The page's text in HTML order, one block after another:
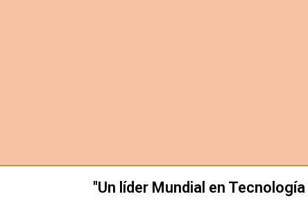
"Un líder Mundial en